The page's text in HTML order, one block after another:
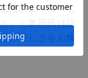
色により様々な
」と奥田氏は語
の美しさをお愉